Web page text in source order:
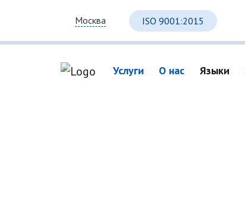
Москва ISO 9001:2015
Услуги О нас Языки